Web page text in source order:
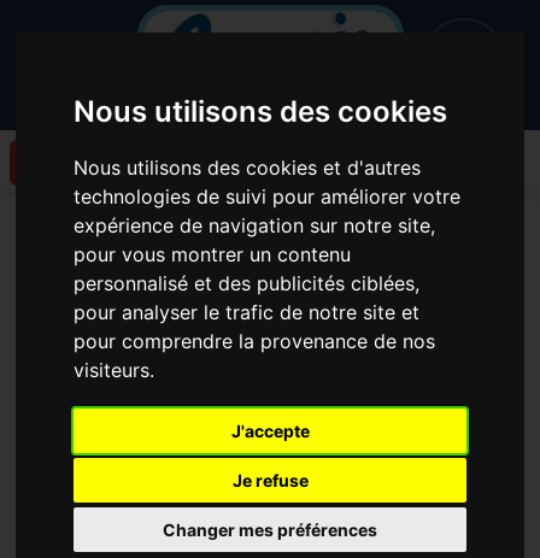
Nous utilisons des cookies
Nous utilisons des cookies et d'autres
technologies de suivi pour améliorer votre
expérience de navigation sur notre site,
pour vous montrer un contenu
personnalisé et des publicités ciblées,
pour analyser le trafic de notre site et
pour comprendre la provenance de nos
visiteurs.
J'accepte
Je refuse
Changer mes préférences
Retour à la liste des articles
Un nouveau podcast de
l'émission NOS ATELIERS
RADIOS est en ligne !